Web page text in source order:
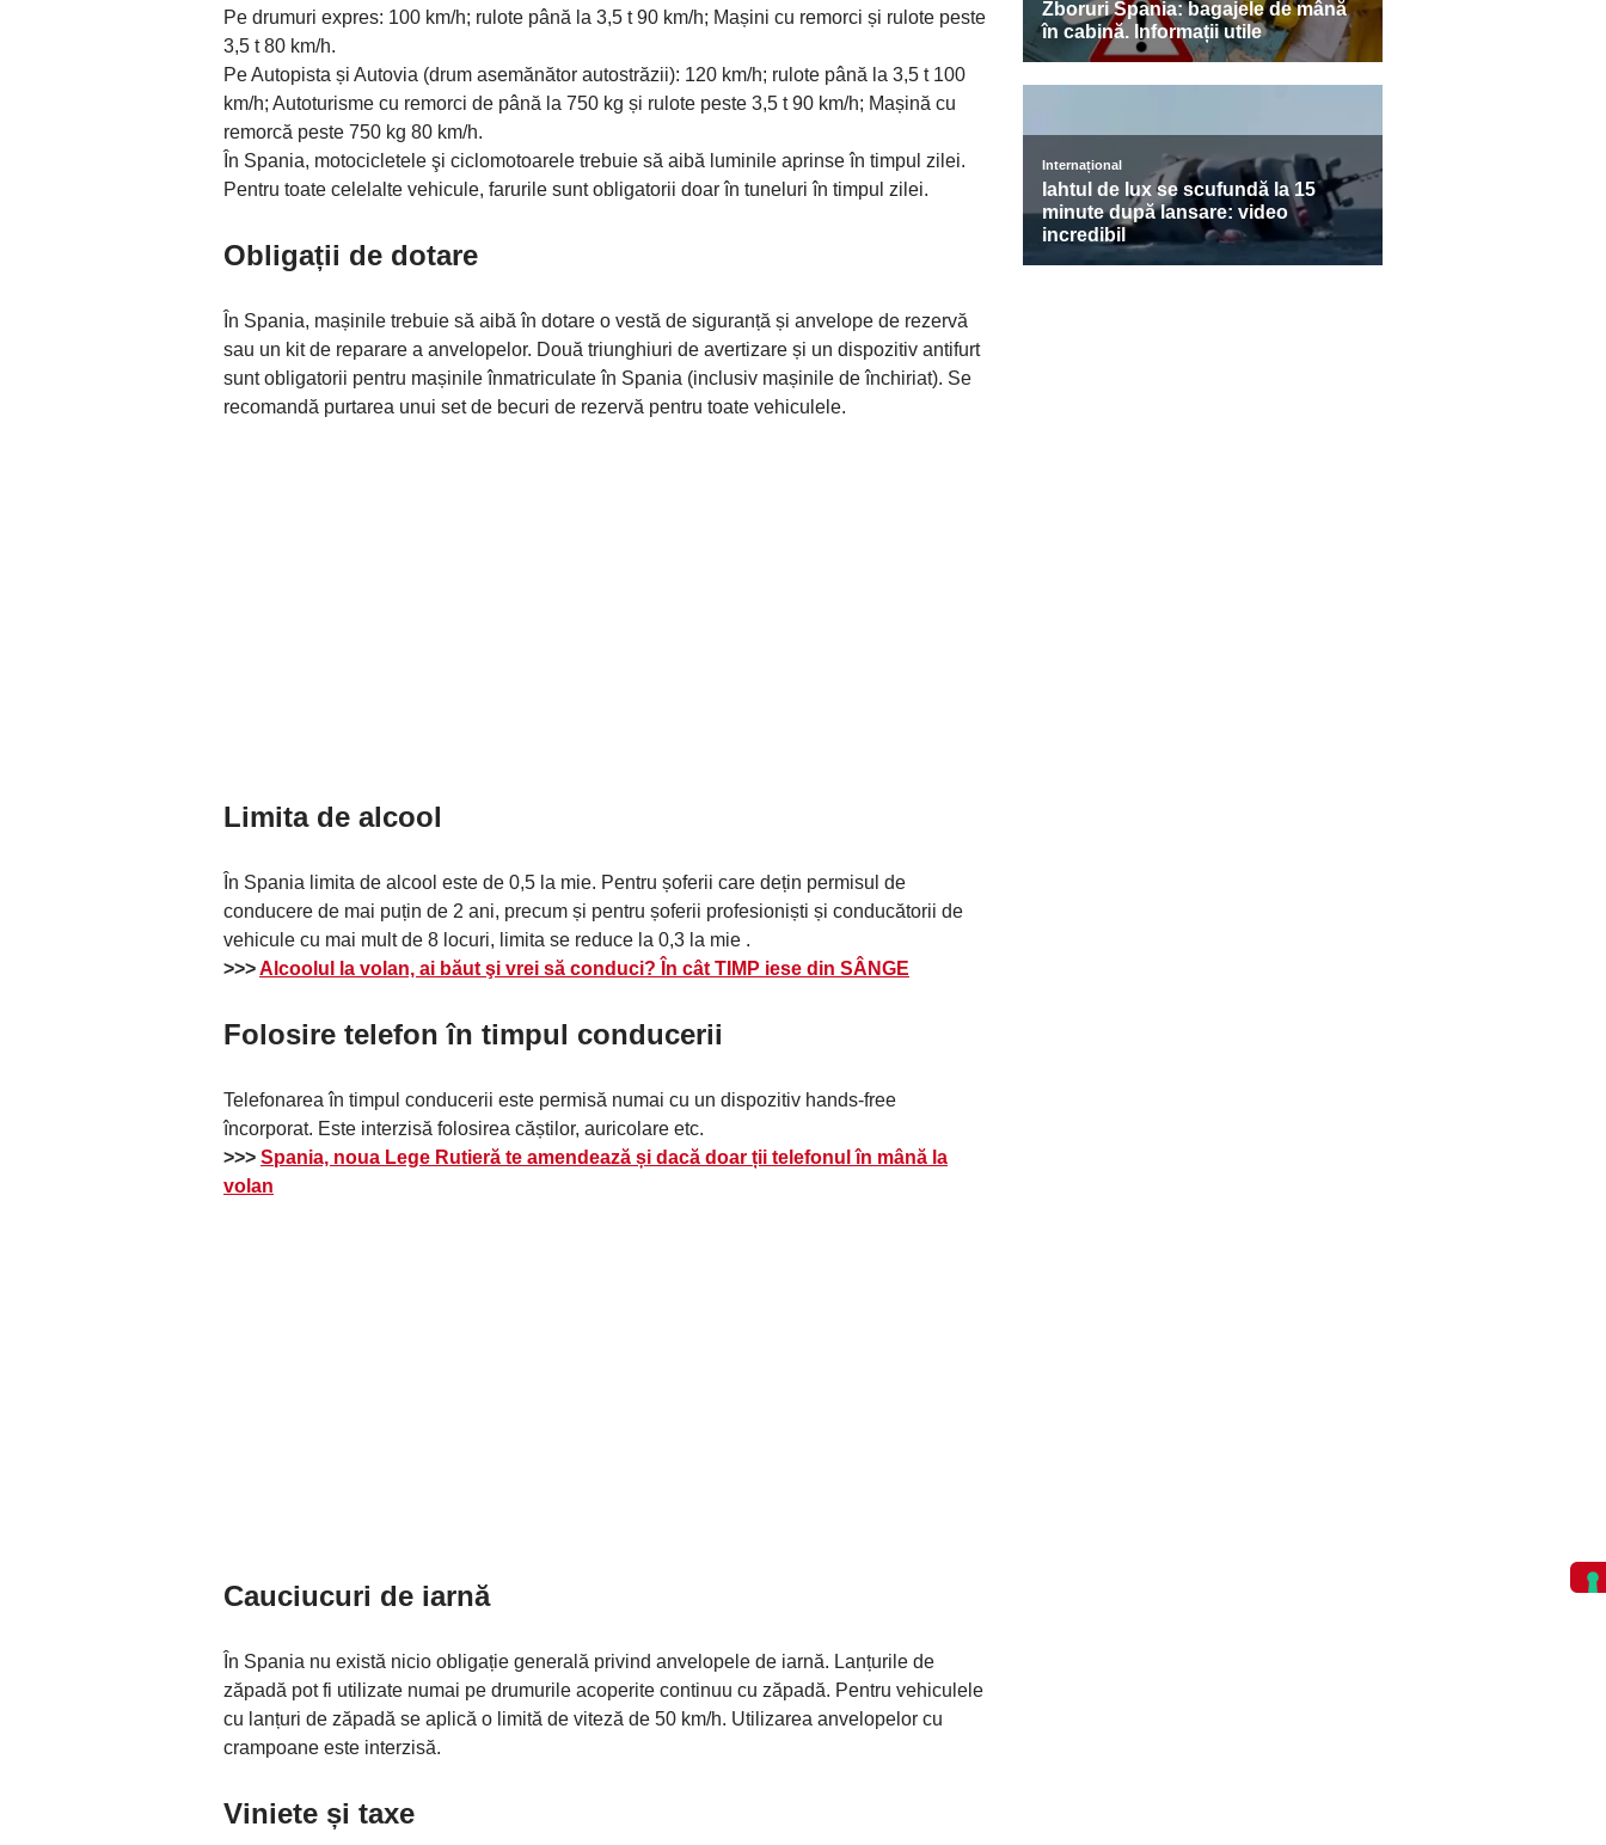
Pe drumuri expres: 100 km/h; rulote până la 3,5 t 90 km/h; Mașini cu remorci și rulote peste
3,5 t 80 km/h.
Pe Autopista și Autovia (drum asemănător autostrăzii): 120 km/h; rulote până la 3,5 t 100
km/h; Autoturisme cu remorci de până la 750 kg și rulote peste 3,5 t 90 km/h; Mașină cu
remorcă peste 750 kg 80 km/h.
În Spania, motocicletele şi ciclomotoarele trebuie să aibă luminile aprinse în timpul zilei.
Pentru toate celelalte vehicule, farurile sunt obligatorii doar în tuneluri în timpul zilei.
Obligații de dotare
În Spania, mașinile trebuie să aibă în dotare o vestă de siguranță și anvelope de rezervă
sau un kit de reparare a anvelopelor. Două triunghiuri de avertizare și un dispozitiv antifurt
sunt obligatorii pentru mașinile înmatriculate în Spania (inclusiv mașinile de închiriat). Se
recomandă purtarea unui set de becuri de rezervă pentru toate vehiculele.
Limita de alcool
În Spania limita de alcool este de 0,5 la mie. Pentru șoferii care dețin permisul de
conducere de mai puțin de 2 ani, precum și pentru șoferii profesioniști și conducătorii de
vehicule cu mai mult de 8 locuri, limita se reduce la 0,3 la mie .
>>>Alcoolul la volan, ai băut şi vrei să conduci? În cât TIMP iese din SÂNGE
Folosire telefon în timpul conducerii
Telefonarea în timpul conducerii este permisă numai cu un dispozitiv hands-free
încorporat. Este interzisă folosirea căștilor, auricolare etc.
>>> Spania, noua Lege Rutieră te amendează și dacă doar ții telefonul în mână la
volan
Cauciucuri de iarnă
În Spania nu există nicio obligație generală privind anvelopele de iarnă. Lanțurile de
zăpadă pot fi utilizate numai pe drumurile acoperite continuu cu zăpadă. Pentru vehiculele
cu lanțuri de zăpadă se aplică o limită de viteză de 50 km/h. Utilizarea anvelopelor cu
crampoane este interzisă.
Viniete și taxe